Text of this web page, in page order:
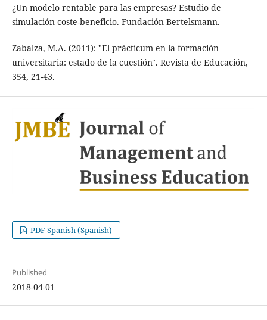
¿Un modelo rentable para las empresas? Estudio de
simulación coste-beneficio. Fundación Bertelsmann.
Zabalza, M.A. (2011): "El prácticum en la formación
universitaria: estado de la cuestión". Revista de Educación,
354, 21-43.
PDF Spanish (Spanish)
Published
2018-04-01